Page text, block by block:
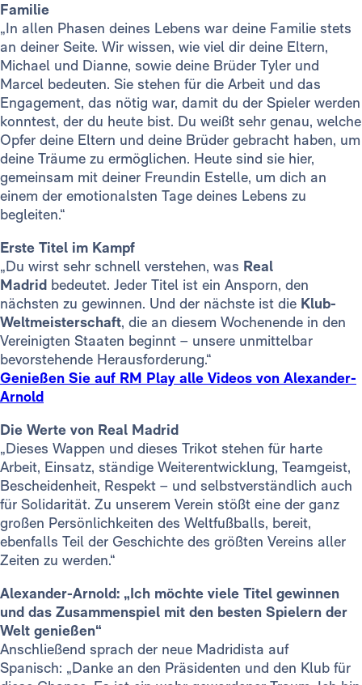
Familie
„In allen Phasen deines Lebens war deine Familie stets
an deiner Seite. Wir wissen, wie viel dir deine Eltern,
Michael und Dianne, sowie deine Brüder Tyler und
Marcel bedeuten. Sie stehen für die Arbeit und das
Engagement, das nötig war, damit du der Spieler werden
konntest, der du heute bist. Du weißt sehr genau, welche
Opfer deine Eltern und deine Brüder gebracht haben, um
deine Träume zu ermöglichen. Heute sind sie hier,
gemeinsam mit deiner Freundin Estelle, um dich an
einem der emotionalsten Tage deines Lebens zu
begleiten.“
Erste Titel im Kampf
„Du wirst sehr schnell verstehen, was Real
Madrid bedeutet. Jeder Titel ist ein Ansporn, den
nächsten zu gewinnen. Und der nächste ist die Klub-
Weltmeisterschaft, die an diesem Wochenende in den
Vereinigten Staaten beginnt – unsere unmittelbar
bevorstehende Herausforderung.“
Genießen Sie auf RM Play alle Videos von Alexander-
Arnold
Die Werte von Real Madrid
„Dieses Wappen und dieses Trikot stehen für harte
Arbeit, Einsatz, ständige Weiterentwicklung, Teamgeist,
Bescheidenheit, Respekt – und selbstverständlich auch
für Solidarität. Zu unserem Verein stößt eine der ganz
großen Persönlichkeiten des Weltfußballs, bereit,
ebenfalls Teil der Geschichte des größten Vereins aller
Zeiten zu werden.“
Alexander-Arnold: „Ich möchte viele Titel gewinnen
und das Zusammenspiel mit den besten Spielern der
Welt genießen“
Anschließend sprach der neue Madridista auf
Spanisch: „Danke an den Präsidenten und den Klub für